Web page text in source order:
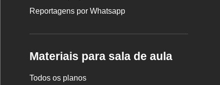
Reportagens por Whatsapp
Materiais para sala de aula
Todos os planos